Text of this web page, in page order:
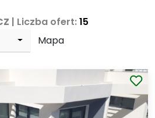
| Liczba ofert:15
Mapa